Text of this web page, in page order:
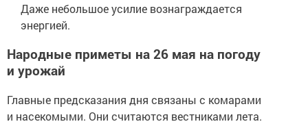
Даже небольшое усилие вознаграждается
энергией.
Народные приметы на 26 мая на погоду
и урожай
Главные предсказания дня связаны с комарами
и насекомыми. Они считаются вестниками лета.